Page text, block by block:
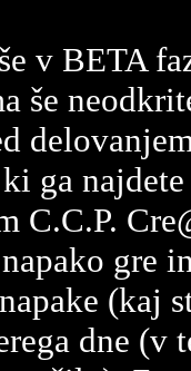
v BETA
še
ga
C.C.P.
gre
(kaj
dne (v